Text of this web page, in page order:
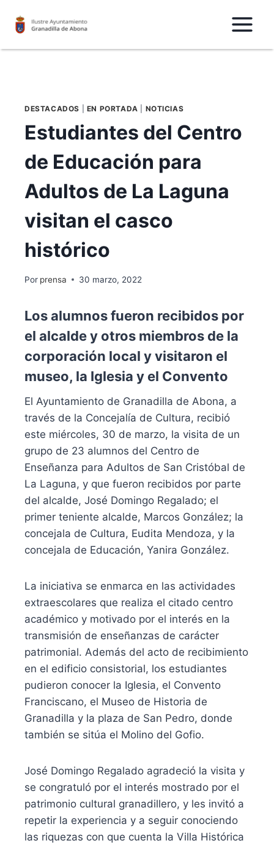
DESTACADOS EN PORTADA NOTICIAS
Estudiantes del Centro
de Educación para
Adultos de La Laguna
visitan el casco
histórico
Por prensa 30 marzo, 2022
Los alumnos fueron recibidos por
el alcalde y otros miembros de la
corporación local y visitaron el
museo, la Iglesia y el Convento
El Ayuntamiento de Granadilla de Abona, a
través de la Concejalía de Cultura, recibió
este miércoles, 30 de marzo, la visita de un
grupo de 23 alumnos del Centro de
Enseñanza para Adultos de San Cristóbal de
La Laguna, y que fueron recibidos por parte
del alcalde, José Domingo Regalado; el
primer teniente alcalde, Marcos González; la
concejala de Cultura, Eudita Mendoza, y la
concejala de Educación, Yanira González.
La iniciativa se enmarca en las actividades
extraescolares que realiza el citado centro
académico y motivado por el interés en la
transmisión de enseñanzas de carácter
patrimonial. Además del acto de recibimiento
en el edificio consistorial, los estudiantes
pudieron conocer la Iglesia, el Convento
Franciscano, el Museo de Historia de
Granadilla y la plaza de San Pedro, donde
también se sitúa el Molino del Gofio.
José Domingo Regalado agradeció la visita y
se congratuló por el interés mostrado por el
patrimonio cultural granadillero, y les invitó a
repetir la experiencia y a seguir conociendo
las riquezas con que cuenta la Villa Histórica